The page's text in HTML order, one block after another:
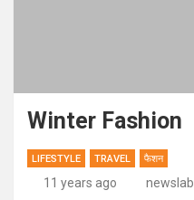
Winter Fashion
LIFESTYLE TRAVEL फैशन
11 years ago newslab